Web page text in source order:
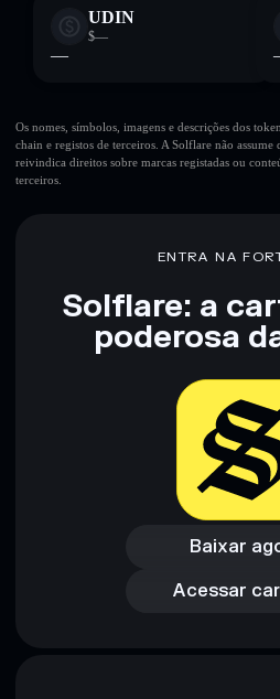
UDIN
$—
—
Os nomes, símbolos, imagens e descrições dos
chain e registos de terceiros. A Solflare não
reivindica direitos sobre marcas registadas ou
terceiros.
ENTRA NA
Solflare: a
poderosa
Baixar
Baixar
Acessar
Acessar